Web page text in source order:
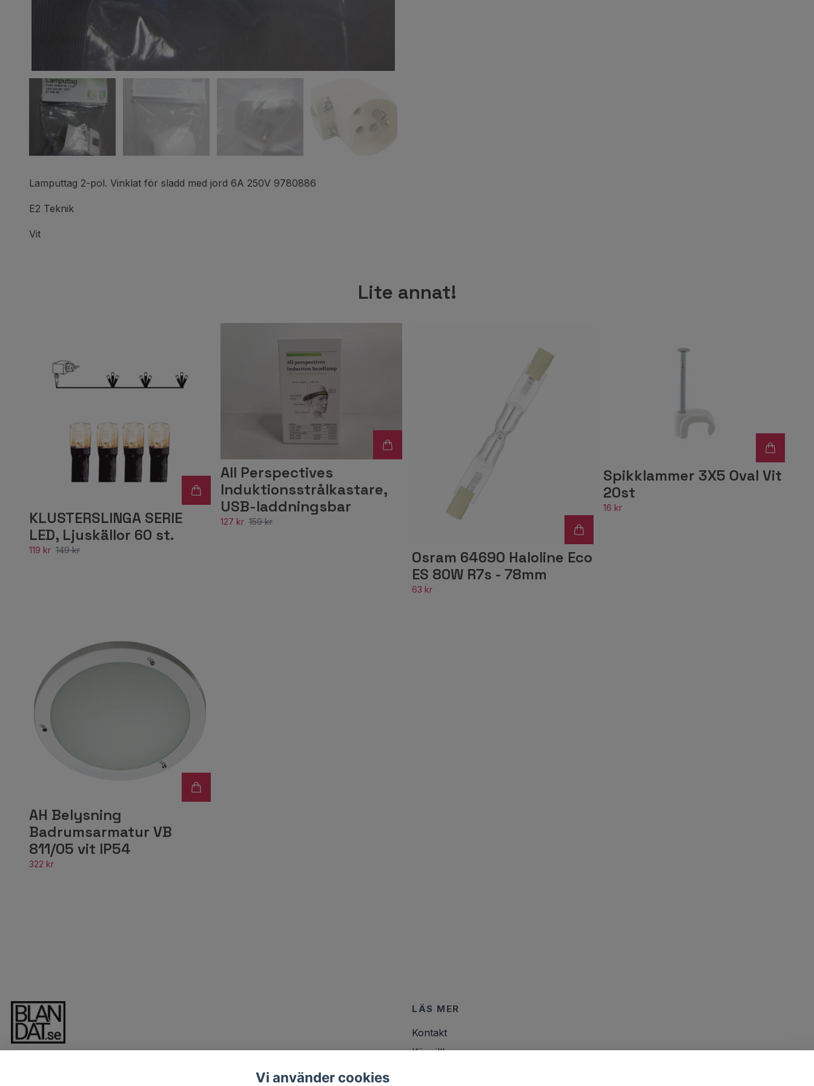
Lamputtag 2-pol. Vinklat för sladd med jord 6A 250V 9780886
E2 Teknik
Vit
Lite annat!
KLUSTERSLINGA SERIE
LED, Ljuskällor 60 st.
119 kr 149 kr
All Perspectives
Induktionsstrålkastare,
USB-laddningsbar
127 kr 159 kr
Osram 64690 Haloline Eco
ES 80W R7s - 78mm
63 kr
Spikklammer 3X5 Oval Vit
20st
16 kr
AH Belysning
Badrumsarmatur VB
811/05 vit IP54
322 kr
LÄS MER
Kontakt
Köpvillkor
Vi använder cookies